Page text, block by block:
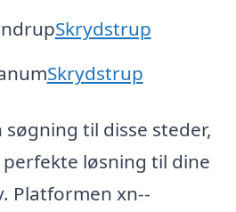
Skrydstrup
Skrydstrup
til disse steder,
løsning til dine
Platformen xn--